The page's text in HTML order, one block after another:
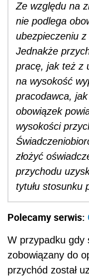
Ze względu na
nie podlega
ubezpieczeniu z
Jednakże
pracę, jak też z
na wysokość
pracodawca,
obowiązek
wysokości
złożyć
przychodu
tytułu stosunku
Polecamy serwis:
W przypadku gdy
zobowiązany do
przychód został